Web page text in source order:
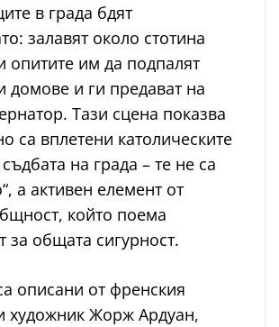
в града бдят
залавят около стотина
опитите им да подпалят
домове и ги предават на
Тази сцена показва
са вплетени католическите
на града – те не са
а активен елемент от
който поема
за общата сигурност.
описани от френския
художник Жорж Ардуан,